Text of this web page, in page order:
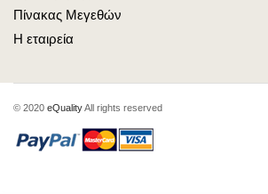
Πίνακας Μεγεθών
Η εταιρεία
© 2020 eQualityAll rights reserved